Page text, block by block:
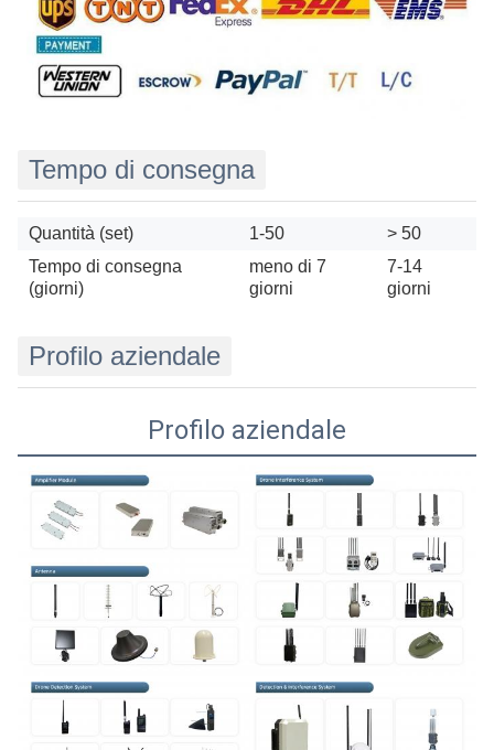
Tempo di consegna
Quantità (set) 1-50
> 50
Tempo di consegna
(giorni)
meno di 7
giorni
7-14
giorni
Profilo aziendale
Profilo aziendale